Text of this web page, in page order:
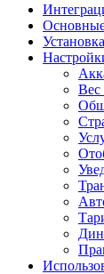
Установка
Вес